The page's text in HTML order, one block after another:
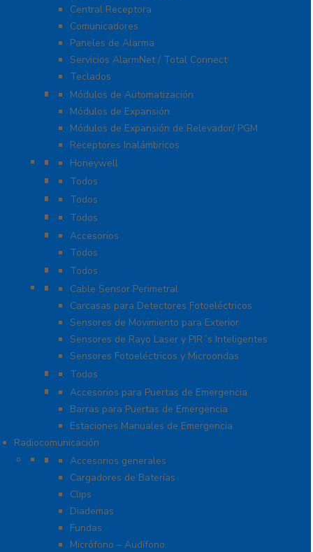
Central Receptora
Comunicadores
Paneles de Alarma
Servicios AlarmNet / Total Connect
Teclados
Módulos de Expansión
Módulos de Automatización
Módulos de Expansión
Módulos de Expansión de Relevador/ PGM
Receptores Inalámbricos
Megafonía y Audioevacuación
Honeywell
Paneles de Alarma
Todos
Protección Contra Sobretensiones
Todos
Videoverificación
Todos
Generadores de Niebla
Accesorios
Todos
Teclados
Todos
Protección Perimetral
Cable Sensor Perimetral
Carcasas para Detectores Fotoeléctricos
Sensores de Movimiento para Exterior
Sensores de Rayo Laser y PIR´s Inteligentes
Sensores Fotoeléctricos y Microondas
Señalamientos
Todos
Sistemas de Emergencia
Accesorios para Puertas de Emergencia
Barras para Puertas de Emergencia
Estaciones Manuales de Emergencia
Radiocomunicación
Accesorios para Hytera (HYT)
Accesorios generales
Cargadores de Baterías
Clips
Diademas
Fundas
Micrófono – Audífono